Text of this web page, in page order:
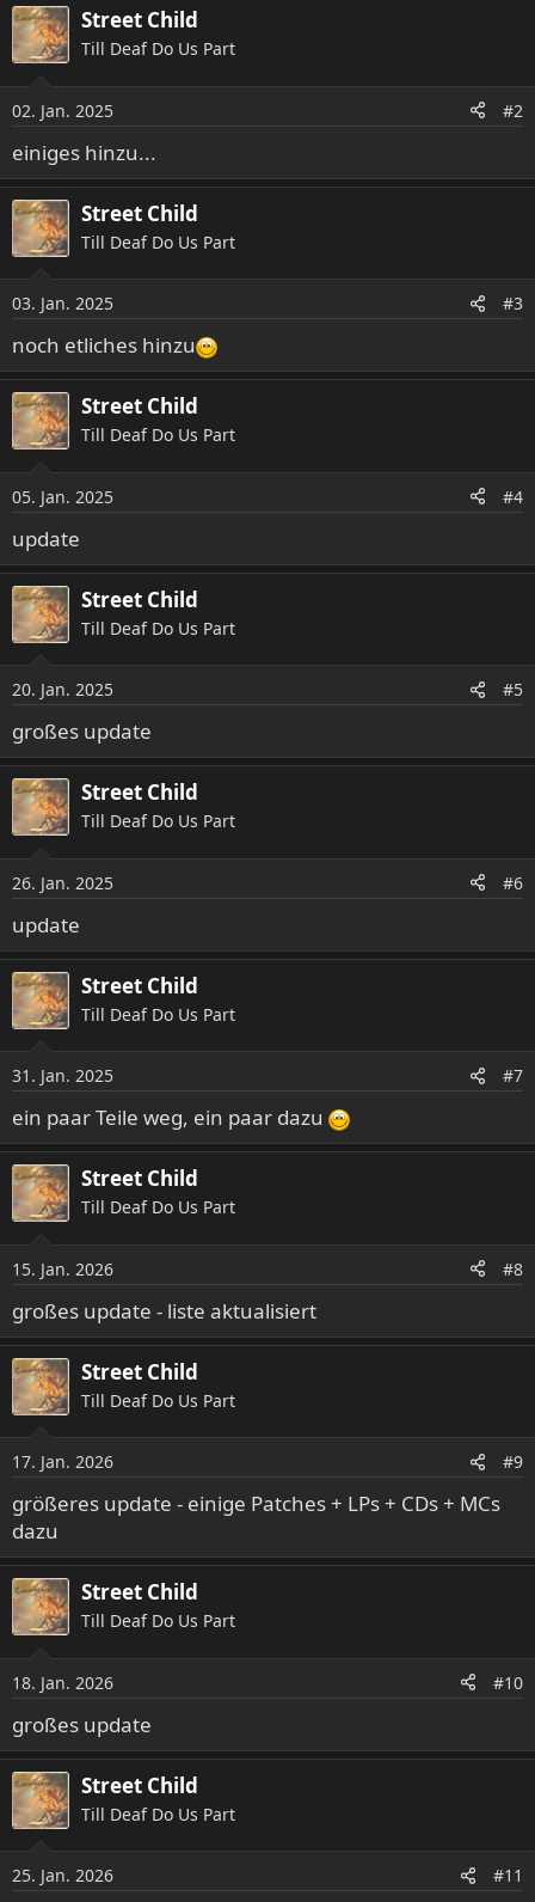
Street Child
Till Deaf Do Us Part
02. Jan. 2025 #2
einiges hinzu...
Street Child
Till Deaf Do Us Part
03. Jan. 2025 #3
noch etliches hinzu
Street Child
Till Deaf Do Us Part
05. Jan. 2025 #4
update
Street Child
Till Deaf Do Us Part
20. Jan. 2025 #5
großes update
Street Child
Till Deaf Do Us Part
26. Jan. 2025 #6
update
Street Child
Till Deaf Do Us Part
31. Jan. 2025 #7
ein paar Teile weg, ein paar dazu
Street Child
Till Deaf Do Us Part
15. Jan. 2026 #8
großes update - liste aktualisiert
Street Child
Till Deaf Do Us Part
17. Jan. 2026 #9
größeres update - einige Patches + LPs + CDs + MCs
dazu
Street Child
Till Deaf Do Us Part
18. Jan. 2026 #10
großes update
Street Child
Till Deaf Do Us Part
25. Jan. 2026 #11